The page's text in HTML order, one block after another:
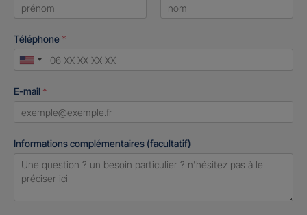
Téléphone *
United
+1
E-mail *
Informations complémentaires (facultatif)